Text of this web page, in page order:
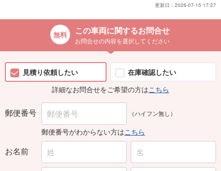
更新日： 2026-07-15 17:27
この車両に関するお問合せ
お問合せの内容を選択してください
見積り依頼したい
在庫確認したい
詳細なお問合せをご希望の方はこちら
郵便番号 （ハイフン無し）
郵便番号がわからない方はこちら
お名前